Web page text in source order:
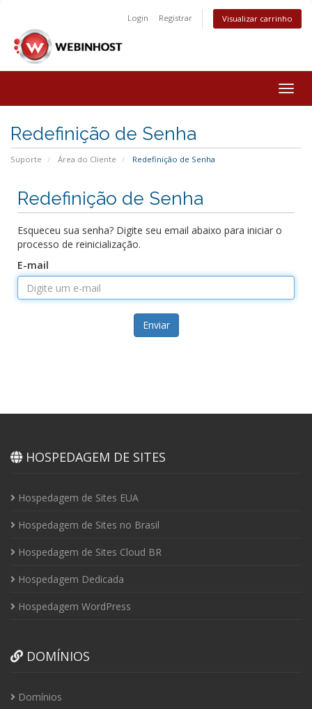
Login Registrar Visualizar carrinho
Redefinição de Senha
Suporte Área do Cliente Redefinição de Senha
Redefinição de Senha
Esqueceu sua senha? Digite seu email abaixo para iniciar o
processo de reinicialização.
E-mail
Enviar
HOSPEDAGEM DE SITES
Hospedagem de Sites EUA
Hospedagem de Sites no Brasil
Hospedagem de Sites Cloud BR
Hospedagem Dedicada
Hospedagem WordPress
DOMÍNIOS
Domínios